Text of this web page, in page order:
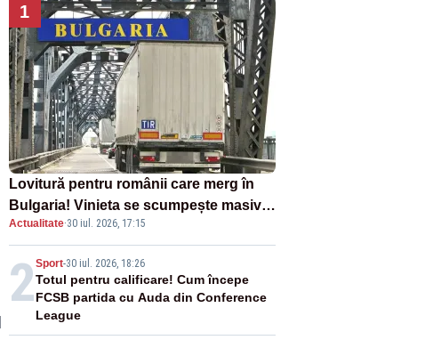
1
Lovitură pentru românii care merg în
Bulgaria! Vinieta se scumpește masiv
de la 1 august
Actualitate·30 iul. 2026, 17:15
2Sport-30 iul. 2026, 18:26
Totul pentru calificare! Cum începe
FCSB partida cu Auda din Conference
League